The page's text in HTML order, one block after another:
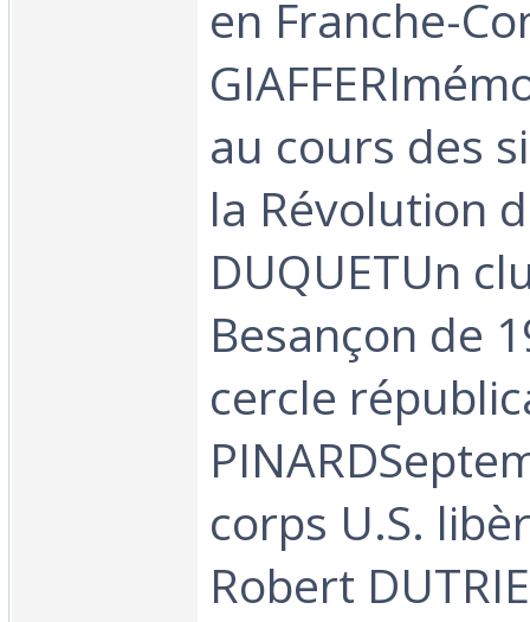
en Franche-
au cours des
la Révolution
DUQUETUn
Besançon de
cercle
corps U.S.
Robert